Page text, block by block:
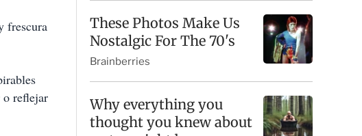
frescura
o reflejar